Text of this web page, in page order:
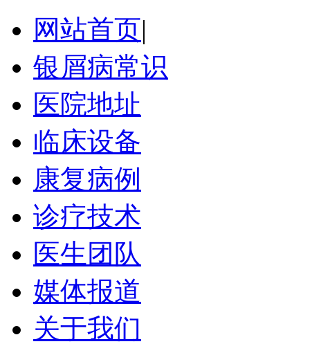
网站首页|
银屑病常识
医院地址
临床设备
康复病例
诊疗技术
医生团队
媒体报道
关于我们